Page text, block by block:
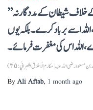
”جب تم اپنے بھائی کو گناہ کرتے دیکھو تو اس کے خلاف شیطان کے مددگار نہ
اسے برباد کرے۔ بلکہ یوں
By Ali Aftab, 1 month ago